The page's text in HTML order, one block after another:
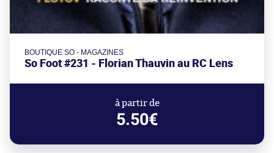
BOUTIQUE SO - MAGAZINES
So Foot #231 - Florian Thauvin au RC Lens
à partir de
5.50€